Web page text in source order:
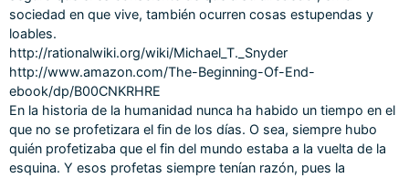
sociedad en que vive, también ocurren cosas estupendas y
loables.
http://rationalwiki.org/wiki/Michael_T._Snyder
http://www.amazon.com/The-Beginning-Of-End-
ebook/dp/B00CNKRHRE
En la historia de la humanidad nunca ha habido un tiempo en el
que no se profetizara el fin de los días. O sea, siempre hubo
quién profetizaba que el fin del mundo estaba a la vuelta de la
esquina. Y esos profetas siempre tenían razón, pues la